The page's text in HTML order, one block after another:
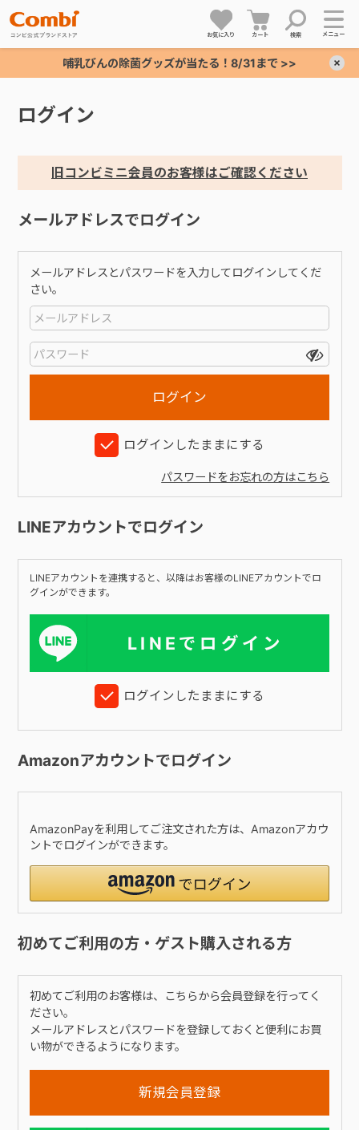
お気に入り カート 検索 メニュー
哺乳びんの除菌グッズが当たる！8/31まで >>
ログイン
旧コンビミニ会員のお客様はご確認ください
メールアドレスでログイン
メールアドレスとパスワードを入力してログインしてくだ
さい。
ログインしたままにする
パスワードをお忘れの方はこちら
LINEアカウントでログイン
LINEアカウントを連携すると、以降はお客様のLINEアカウントでロ
グインができます。
LINEでログイン
ログインしたままにする
Amazonアカウントでログイン
AmazonPayを利用してご注文された方は、Amazonアカウ
ントでログインができます。
初めてご利用の方・ゲスト購入される方
初めてご利用のお客様は、こちらから会員登録を行ってく
ださい。
メールアドレスとパスワードを登録しておくと便利にお買
い物ができるようになります。